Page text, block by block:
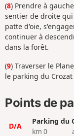
(8) Prendre à
sentier de droite qui
patte d'oie,
continuer à
dans la forêt.
(9) Traverser le
le parking du Crozat
Points de
D/A
Parking du
km 0